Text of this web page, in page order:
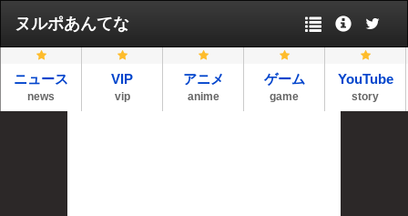
ヌルポあんてな
ニュース
news
VIP
vip
アニメ
anime
ゲーム
game
YouTube
story